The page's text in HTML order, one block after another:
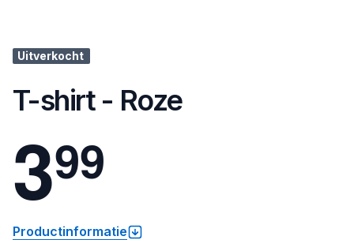
Uitverkocht
T-shirt - Roze
399
Productinformatie